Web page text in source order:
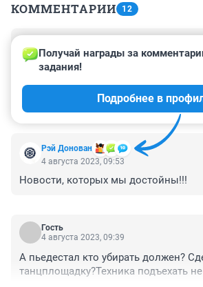
КОММЕНТАРИИ 12
4 августа 2023, 10:36
Представляю сколько же было
отписок ,сколько людей
занято в этой переписке ,потом
,приставы и т.д.
А делов то ......
Да с нашей вертикалью можно
личные вопросы членов
смотрим вокруг и .....
Рэй Донован
Получай награды за
задания!
Подробнее в
4 августа 2023, 09:53
Новости, которых мы достойны!!!
Гость
4 августа 2023, 09:39
А пьедестал кто убирать должен?
танцплощадку?Техника подъехать